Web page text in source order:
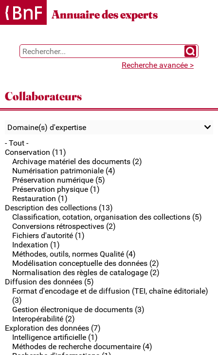
Gestion des cookies
Annuaire des experts
Chercher
Recherche avancée >
Collaborateurs
Domaine(s) d'expertise
- Tout -
Conservation (11)
Archivage matériel des documents (2)
Numérisation patrimoniale (4)
Préservation numérique (5)
Préservation physique (1)
Restauration (1)
Description des collections (13)
Classification, cotation, organisation des collections (5)
Conversions rétrospectives (2)
Fichiers d'autorité (1)
Indexation (1)
Méthodes, outils, normes Qualité (4)
Modélisation conceptuelle des données (2)
Normalisation des règles de catalogage (2)
Diffusion des données (5)
Format d'encodage et de diffusion (TEI, chaîne éditoriale)
(3)
Gestion électronique de documents (3)
Interopérabilité (2)
Exploration des données (7)
Intelligence artificielle (1)
Méthodes de recherche documentaire (4)